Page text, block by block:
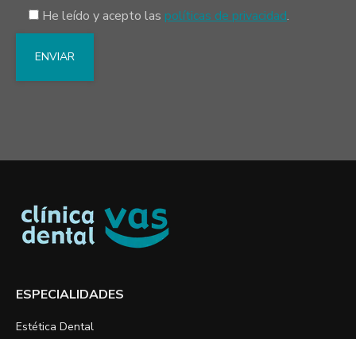
He leído y acepto las políticas de privacidad.
ESPECIALIDADES
Estética Dental